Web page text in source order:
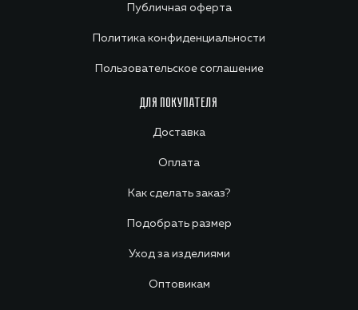
Публичная оферта
Политика конфиденциальности
Пользовательское соглашение
ДЛЯ ПОКУПАТЕЛЯ
Доставка
Оплата
Как сделать заказ?
Подобрать размер
Уход за изделиями
Оптовикам